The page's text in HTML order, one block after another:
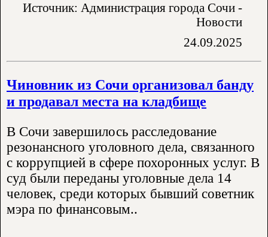
Источник: Администрация города Сочи -
Новости
24.09.2025
Чиновник из Сочи организовал банду
и продавал места на кладбище
В Сочи завершилось расследование
резонансного уголовного дела, связанного
с коррупцией в сфере похоронных услуг. В
суд были переданы уголовные дела 14
человек, среди которых бывший советник
мэра по финансовым..